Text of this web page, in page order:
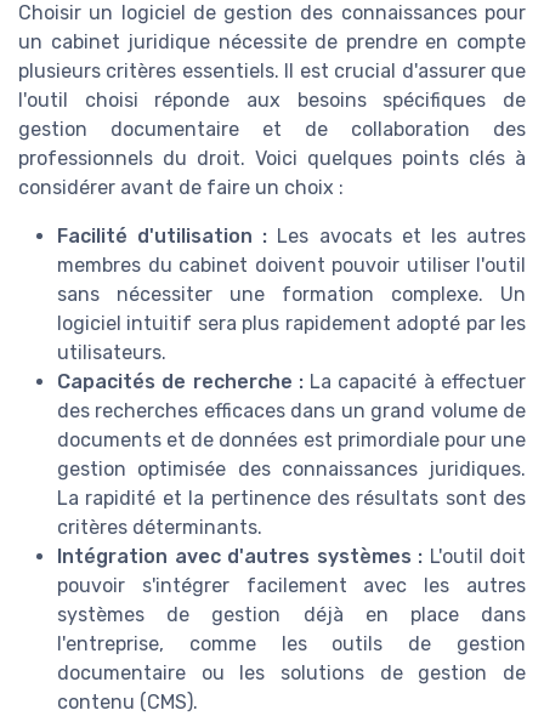
Choisir un logiciel de gestion des connaissances pour
un cabinet juridique nécessite de prendre en compte
plusieurs critères essentiels. Il est crucial d'assurer que
l'outil choisi réponde aux besoins spécifiques de
gestion documentaire et de collaboration des
professionnels du droit. Voici quelques points clés à
considérer avant de faire un choix :
Facilité d'utilisation : Les avocats et les autres
membres du cabinet doivent pouvoir utiliser l'outil
sans nécessiter une formation complexe. Un
logiciel intuitif sera plus rapidement adopté par les
utilisateurs.
Capacités de recherche :La capacité à effectuer
des recherches efficaces dans un grand volume de
documents et de données est primordiale pour une
gestion optimisée des connaissances juridiques.
La rapidité et la pertinence des résultats sont des
critères déterminants.
Intégration avec d'autres systèmes : L'outil doit
pouvoir s'intégrer facilement avec les autres
systèmes de gestion déjà en place dans
l'entreprise, comme les outils de gestion
documentaire ou les solutions de gestion de
contenu (CMS).